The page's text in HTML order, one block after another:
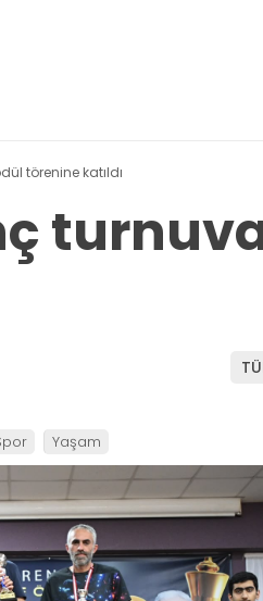
törenine katıldı
Yaşam